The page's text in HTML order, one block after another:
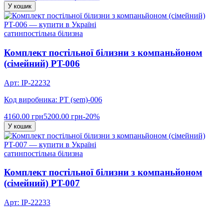
У кошик
сатинпостільна білизна
Комплект постільної білизни з компаньйоном
(сімейний) PT-006
Арт: IP-22232
Код виробника: PT (sem)-006
4160.00 грн5200.00 грн-20%
У кошик
сатинпостільна білизна
Комплект постільної білизни з компаньйоном
(сімейний) PT-007
Арт: IP-22233